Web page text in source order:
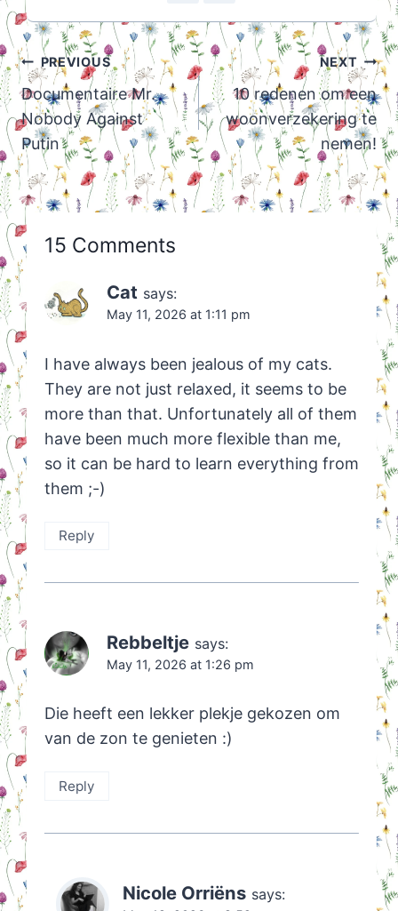
Post
navigation
PREVIOUS
Documentaire Mr.
Nobody Against
Putin
NEXT
10 redenen om een
woonverzekering te
nemen!
15 Comments
Cat says:
May 11, 2026 at 1:11 pm
I have always been jealous of my cats.
They are not just relaxed, it seems to be
more than that. Unfortunately all of them
have been much more flexible than me,
so it can be hard to learn everything from
them ;-)
Reply
Rebbeltje says:
May 11, 2026 at 1:26 pm
Die heeft een lekker plekje gekozen om
van de zon te genieten :)
Reply
Nicole Orriëns says: